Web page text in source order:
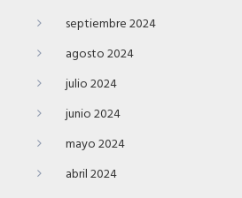
septiembre 2024
agosto 2024
julio 2024
junio 2024
mayo 2024
abril 2024